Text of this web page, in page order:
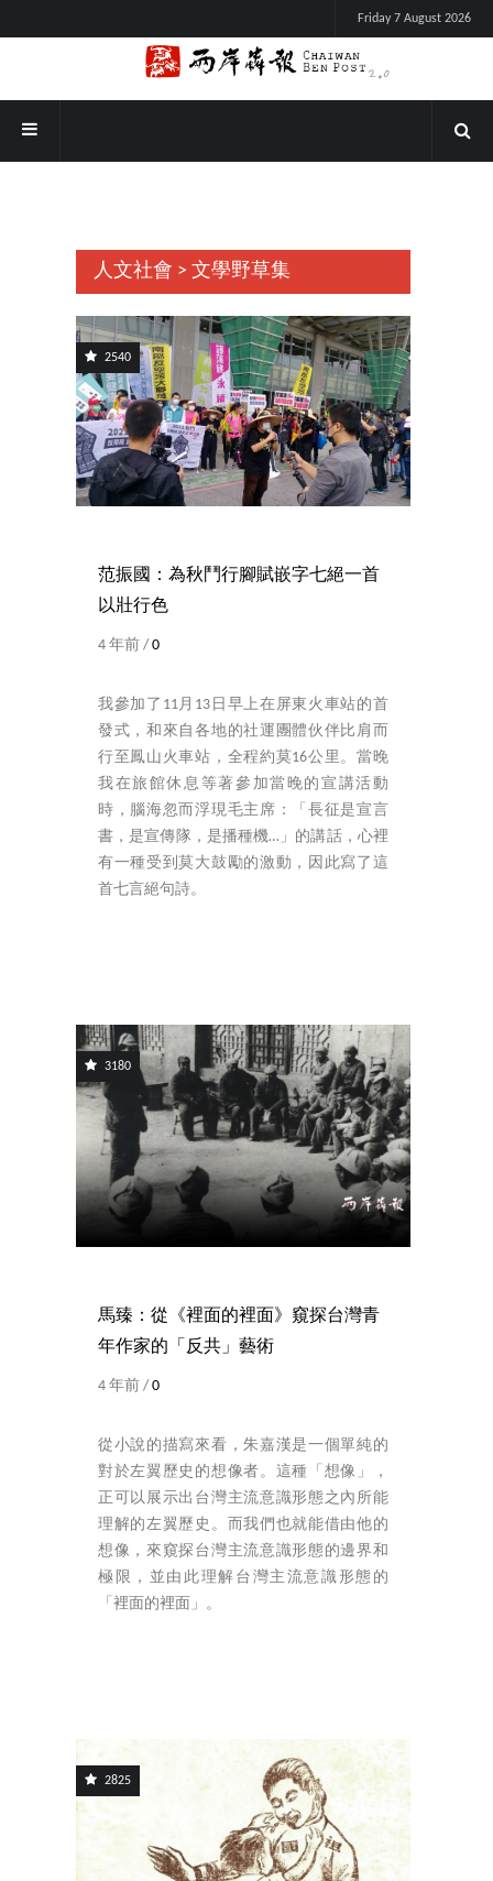
Friday 7 August 2026
人文社會 > 文學野草集
2540
范振國：為秋鬥行腳賦嵌字七絕一首
以壯行色
4 年前 / 0
我參加了11月13日早上在屏東火車站的首
發式，和來自各地的社運團體伙伴比肩而
行至鳳山火車站，全程約莫16公里。當晚
我在旅館休息等著參加當晚的宣講活動
時，腦海忽而浮現毛主席：「長征是宣言
書，是宣傳隊，是播種機…」的講話，心裡
有一種受到莫大鼓勵的激動，因此寫了這
首七言絕句詩。
3180
馬臻：從《裡面的裡面》窺探台灣青
年作家的「反共」藝術
4 年前 / 0
從小說的描寫來看，朱嘉漢是一個單純的
對於左翼歷史的想像者。這種「想像」，
正可以展示出台灣主流意識形態之內所能
理解的左翼歷史。而我們也就能借由他的
想像，來窺探台灣主流意識形態的邊界和
極限，並由此理解台灣主流意識形態的
「裡面的裡面」。
2825